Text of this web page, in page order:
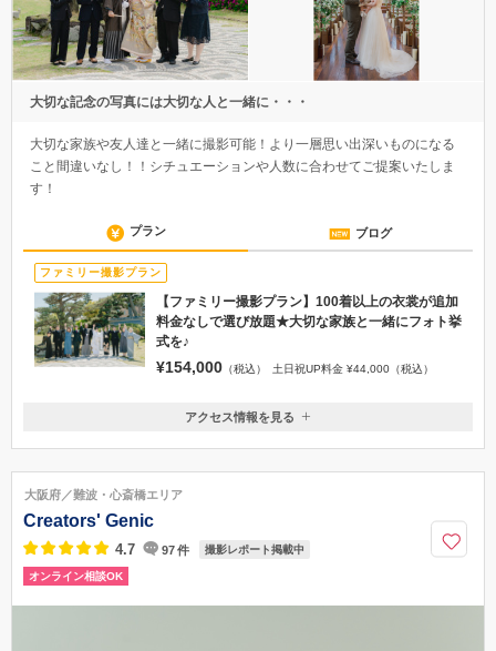
大切な記念の写真には大切な人と一緒に・・・
大切な家族や友人達と一緒に撮影可能！より一層思い出深いものになる
こと間違いなし！！シチュエーションや人数に合わせてご提案いたしま
す！
プラン ブログ
ファミリー撮影プラン
【ファミリー撮影プラン】100着以上の衣裳が追加
料金なしで選び放題★大切な家族と一緒にフォト挙
式を♪
¥154,000 （税込） 土日祝UP料金 ¥44,000（税込）
大阪府岸和田市港緑町3-1 アクアテラスリヴァージュブラン1階
よりタクシーで約5分 ●電車でお越しの場合 ・南海本線「なんば駅」から
「岸和田駅」まで特急で21分 ●お車でお越しの場合 阪神高速湾岸線岸和田
南IC降りてすぐ
072-449-1122
アクセス情報を見る
大阪府／難波・心斎橋エリア
Creators' Genic
4.7 97件 撮影レポート掲載中
オンライン相談OK